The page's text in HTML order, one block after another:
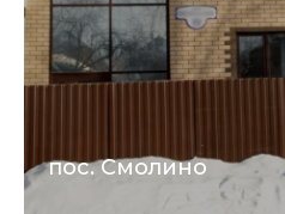
пос. Смолино